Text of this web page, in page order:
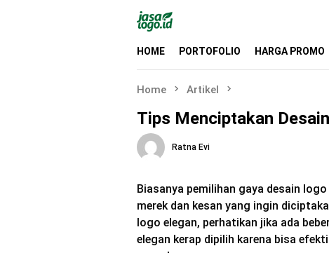
HOME PORTOFOLIO HARGA PROMO
Home Artikel
Tips Menciptakan
Ratna Evi
Biasanya pemilihan gaya desain
merek dan kesan yang ingin
logo elegan, perhatikan jika ada
elegan kerap dipilih karena bisa